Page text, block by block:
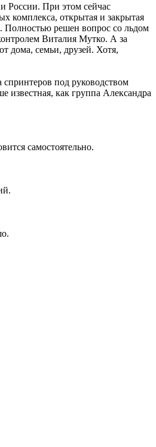
России. При этом сейчас
комплекса, открытая и закрытая
Полностью решен вопрос со льдом
Виталия Мутко. А за
дома, семьи, друзей. Хотя,
под руководством
известная, как группа Александра
самостоятельно.